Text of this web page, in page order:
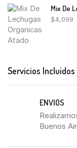
Mix De
$4,099
Servicios Incluidos
ENVIOS
Buenos